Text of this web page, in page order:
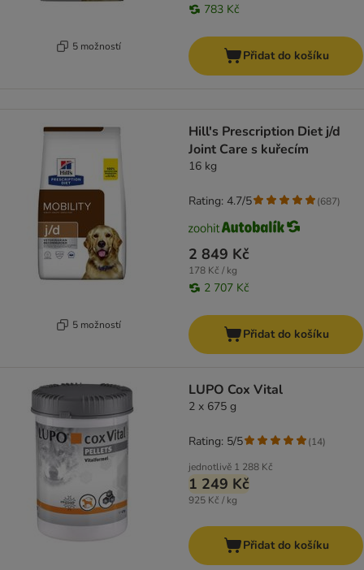
5 možností
783 Kč
Přidat do košíku
5 možností
Hill's Prescription Diet j/d
Joint Care s kuřecím
16 kg
2 849 Kč
178 Kč / kg
2 707 Kč
Rating: 4.7/5 (687)
Přidat do košíku
LUPO Cox Vital
2 x 675 g
jednotlivě 1 288 Kč
1 249 Kč
925 Kč / kg
Rating: 5/5 (14)
Přidat do košíku